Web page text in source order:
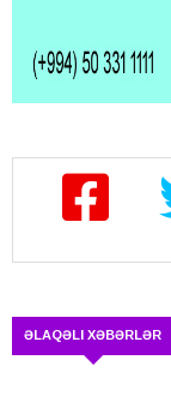
ƏLAQƏLI XƏBƏRLƏR